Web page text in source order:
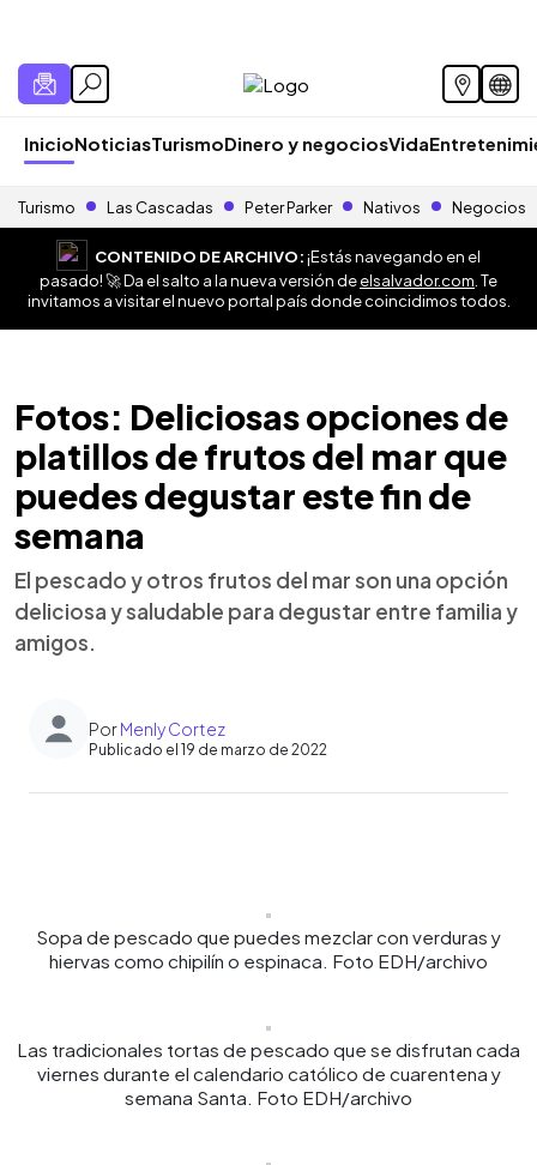
InicioNoticiasTurismoDinero y negociosVida
Turismo Las Cascadas Peter Parker Nativos Negocios
CONTENIDO DE ARCHIVO:¡Estás navegando en el
pasado! 🚀 Da el salto a la nueva versión deelsalvador.com . Te
invitamos a visitar el nuevo portal país donde coincidimos todos.
Fotos: Deliciosas opciones de
platillos de frutos del mar que
puedes degustar este fin de
semana
El pescado y otros frutos del mar son una opción
deliciosa y saludable para degustar entre familia y
amigos.
PorMenly Cortez
Publicado el 19 de marzo de 2022
Sopa de pescado que puedes mezclar con verduras y
hiervas como chipilín o espinaca. Foto EDH/archivo
Las tradicionales tortas de pescado que se disfrutan cada
viernes durante el calendario católico de cuarentena y
semana Santa. Foto EDH/archivo